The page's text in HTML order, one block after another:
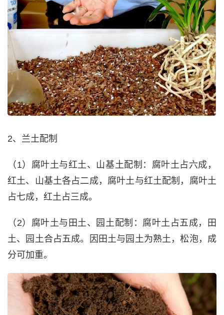
2、兰土配制
（1）腐叶土与红土、山基土配制：腐叶土占六成，
红土、山基土各占二成，腐叶土与红土配制，腐叶土
占七成，红土占三成。
（2）腐叶土与田土、园土配制：腐叶土占五成，田
土、园土合占五成。因田土与园土为熟土，松泡，成
分可加重。